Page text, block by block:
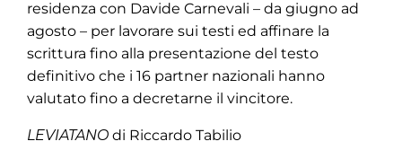
residenza con Davide Carnevali – da giugno ad
agosto – per lavorare sui testi ed affinare la
scrittura fino alla presentazione del testo
definitivo che i 16 partner nazionali hanno
valutato fino a decretarne il vincitore.
LEVIATANO di Riccardo Tabilio